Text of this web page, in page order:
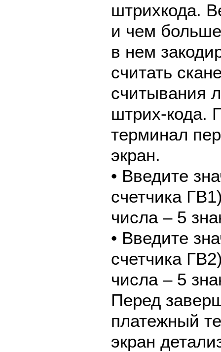
штрихкода.
и чем
в нем
считать
считывания
штрих-кода.
терминал
экран.
• Введите
счетчика
числа – 5
• Введите
счетчика
числа – 5
Перед
платежный
экран